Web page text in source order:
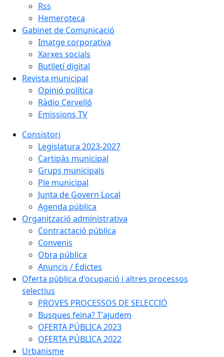
Rss
Hemeroteca
Gabinet de Comunicació
Imatge corporativa
Xarxes socials
Butlletí digital
Revista municipal
Opinió política
Ràdio Cervelló
Emissions TV
Consistori
Legislatura 2023-2027
Cartipàs municipal
Grups municipals
Ple municipal
Junta de Govern Local
Agenda pública
Organització administrativa
Contractació pública
Convenis
Obra pública
Anuncis / Edictes
Oferta pública d'ocupació i altres processos
selectius
PROVES PROCESSOS DE SELECCIÓ
Busques feina? T'ajudem
OFERTA PÚBLICA 2023
OFERTA PÚBLICA 2022
Urbanisme